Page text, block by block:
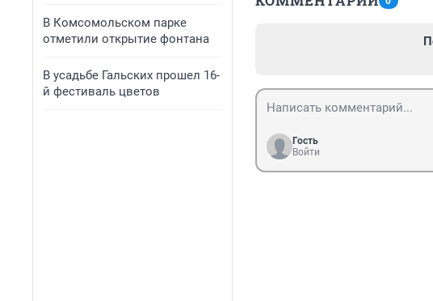
В Комсомольском парке
отметили открытие фонтана
В усадьбе Гальских прошел 16-
й фестиваль цветов
Гость
Войти